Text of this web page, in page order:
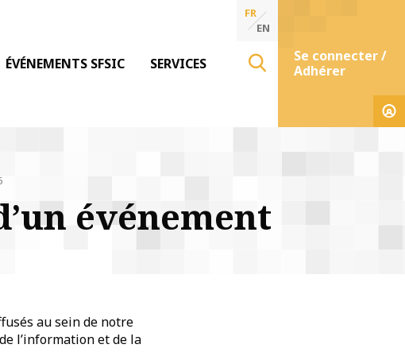
ÉVÉNEMENTS SFSIC SERVICES
FR
EN
Se connecter /
Adhérer
événement
au sein de notre
l’information et de la